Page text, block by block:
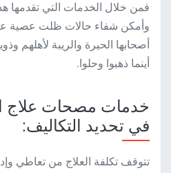
فمن خلال الخدمات التي تقدمها
وأمكن شفاء حالات ظلت عصية
أصحابها الحيرة والريبة لأهلهم
أينما ذهبوا وحلوا.
خدمات مصحات علاج
في تحديد التكاليف:
تتوقف تكلفة العلاج من تعاطي